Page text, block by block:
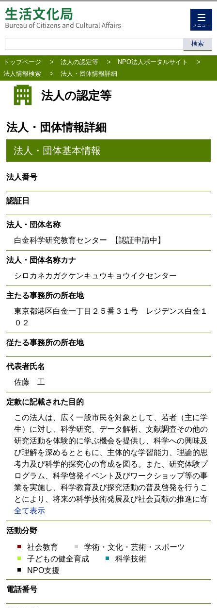
メニュー
トップページ > 法人の認定等 > NPO法人ポータルサイト
>
法人情報検索
> 法人・団体情報詳細
法人の認定等
法人・団体情報詳細
法人・団体基本情報
法人番号
認証日
法人・団体名称
白金科学研究教育センター 【認証申請中】
法人・団体名称カナ
シロカネカガクケンキュウキョウイクセンター
主たる事務所の所在地
東京都港区白金一丁目２５番３１号 レジデンス白金１
０２
従たる事務所の所在地
代表者氏名
佐藤 工
定款に記載された目的
この法人は、広く一般市民を対象として、若者（主に学
生）に対し、科学研究、データ解析、文献調査その他の
研究活動を体験的に学ぶ機会を提供し、科学への興味及
び理解を深めるとともに、主体的な学習能力、理論的思
考力及び科学的探究心の育成を図る。また、研究体験プ
ログラム、科学啓発イベント及びワークショップ等の事
業を実施し、科学教育及び探究活動の普及啓発を行うこ
とにより、将来の科学技術発展及び社会貢献の推進に寄
全て表示
活動分野
社会教育
学術・文化・芸術・スポーツ
子どもの健全育成
科学技術
NPO支援
電話番号